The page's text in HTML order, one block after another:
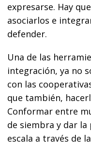
expresarse. Hay
asociarlos e
defender.
Una de las
integración, ya no
con las
que también,
Conformar entre
de siembra y dar
escala a través de